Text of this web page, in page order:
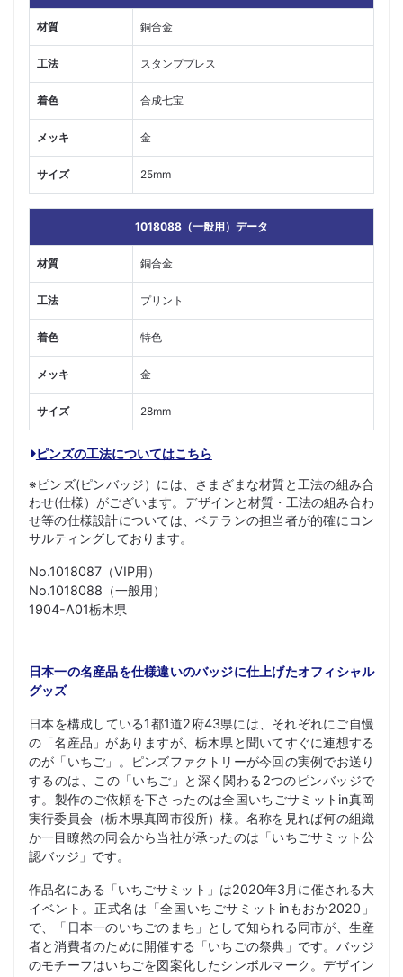
材質 銅合金
工法 スタンププレス
着色 合成七宝
メッキ 金
サイズ 25mm
1018088（一般用）データ
材質 銅合金
工法 プリント
着色 特色
メッキ 金
サイズ 28mm
ピンズの工法についてはこちら
※ピンズ(ピンバッジ）には、さまざまな材質と工法の組み合
わせ(仕様）がございます。デザインと材質・工法の組み合わ
せ等の仕様設計については、ベテランの担当者が的確にコン
サルティングしております。
No.1018087（VIP用）
No.1018088（一般用）
1904-A01栃木県
日本一の名産品を仕様違いのバッジに仕上げたオフィシャル
グッズ
日本を構成している1都1道2府43県には、それぞれにご自慢
の「名産品」がありますが、栃木県と聞いてすぐに連想する
のが「いちご」。ピンズファクトリーが今回の実例でお送り
するのは、この「いちご」と深く関わる2つのピンバッジで
す。製作のご依頼を下さったのは全国いちごサミットin真岡
実行委員会（栃木県真岡市役所）様。名称を見れば何の組織
か一目瞭然の同会から当社が承ったのは「いちごサミット公
認バッジ」です。
作品名にある「いちごサミット」は2020年3月に催される大
イベント。正式名は「全国いちごサミットinもおか2020」
で、「日本一のいちごのまち」として知られる同市が、生産
者と消費者のために開催する「いちごの祭典」です。バッジ
のモチーフはいちごを図案化したシンボルマーク。デザイン